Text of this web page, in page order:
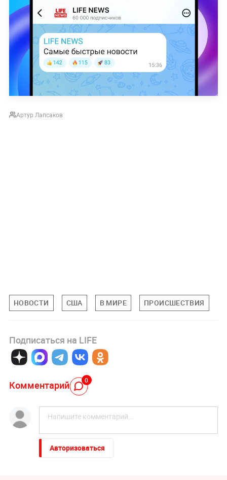
Артур Лапсаков
НОВОСТИ США В МИРЕ ПРОИСШЕСТВИЯ
Подписаться на LIFE
Комментарий 0
Авторизоваться